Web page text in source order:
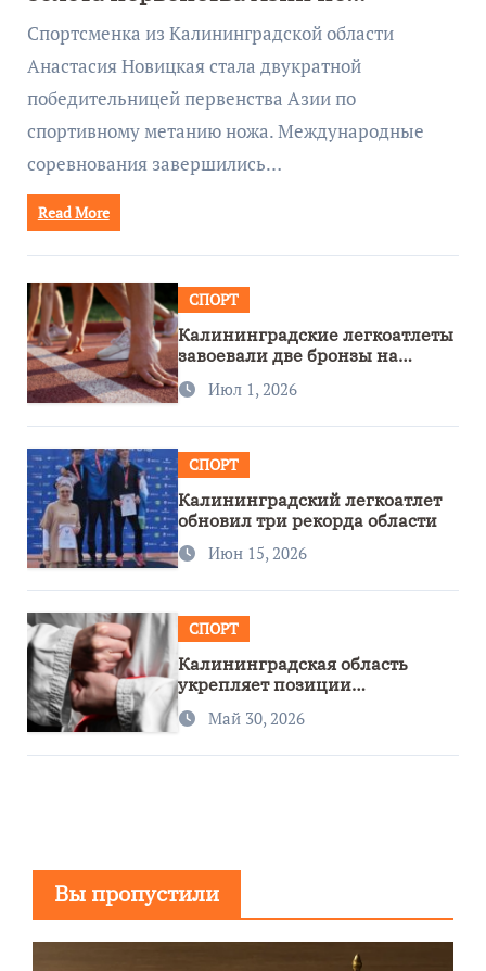
метанию ножа
Спортсменка из Калининградской области
Анастасия Новицкая стала двукратной
победительницей первенства Азии по
спортивному метанию ножа. Международные
соревнования завершились…
Read More
СПОРТ
Калининградские легкоатлеты
завоевали две бронзы на
первенстве России
Июл 1, 2026
СПОРТ
Калининградский легкоатлет
обновил три рекорда области
Июн 15, 2026
СПОРТ
Калининградская область
укрепляет позиции
спортивного региона
Май 30, 2026
Вы пропустили